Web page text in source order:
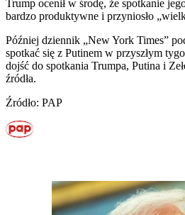
Trump ocenił w środę, że spotkanie
bardzo produktywne i przyniosło
Później dziennik „New York Times”
spotkać się z Putinem w przyszłym
dojść do spotkania Trumpa, Putina i
źródła.
Źródło: PAP